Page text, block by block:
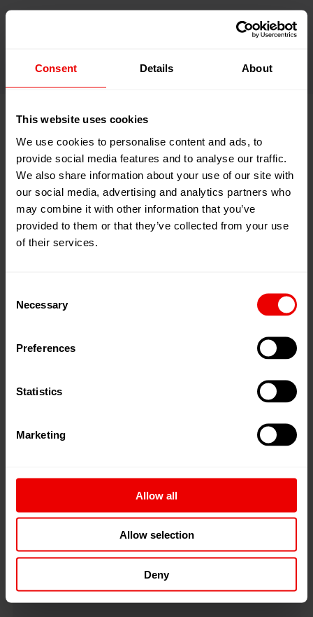
Consent Details About
This website uses cookies
We use cookies to personalise content and ads, to
provide social media features and to analyse our traffic.
We also share information about your use of our site with
our social media, advertising and analytics partners who
may combine it with other information that you’ve
provided to them or that they’ve collected from your use
of their services.
Selection
Necessary
Preferences
Statistics
Marketing
Allow all
Allow selection
Deny
Pressemitteilungen
Hier finden Sie alle aktuellen Pressenotizen und die der
letzten Jahre.
Wir freuen uns über Ihren Besuch auf einer der vielen
Regional Websites
Welcome to our Regional Websites